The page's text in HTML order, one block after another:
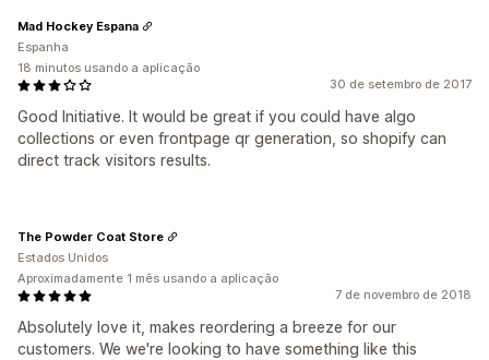
30 de setembro de 2017
Good Initiative. It would be great if you could have algo
collections or even frontpage qr generation, so shopify can
direct track visitors results.
Mad Hockey Espana
Espanha
18 minutos usando a aplicação
7 de novembro de 2018
Absolutely love it, makes reordering a breeze for our
customers. We we're looking to have something like this
The Powder Coat Store
Estados Unidos
Aproximadamente 1 mês usando a aplicação